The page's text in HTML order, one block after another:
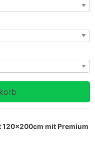
120x200cm mit Premium